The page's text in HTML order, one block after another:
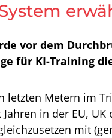
vor dem
für KI-Training
letzten Metern im
in der EU,
mit